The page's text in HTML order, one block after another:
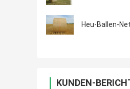
Heu-Ballen-
KUNDEN-